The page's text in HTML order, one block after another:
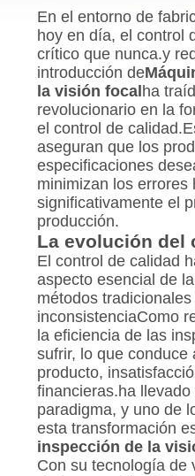
CON
NOTICIAS
PIDA
UNA
CITA
MAPA
DEL
SITIO
PRIVACY
POLICY
En el entorno de
hoy en día, el control
crítico que nunca.y
introducción de
la visión focal ha
revolucionario en la
el control de
aseguran que los
especificaciones
minimizan los errores
significativamente el
producción.
La evolución del
El control de calidad
aspecto esencial de
métodos
inconsistenciaComo
la eficiencia de las
sufrir, lo que conduce
producto,
financieras.ha
paradigma, y uno de
esta transformación
inspección de la
Con su tecnología de